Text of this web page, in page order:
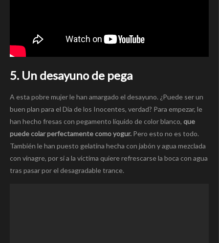
5. Un desayuno de pega
A esta pobre mujer le han amargado el desayuno. ¿Puede ser un
buen plan para el Día de los Inocentes, verdad? Para empezar, le
han hecho fresas con pegamento líquido de color blanco, que
puede colar perfectamente como yogur. Pero esto no es todo.
También le han puesto gelatina hecha con jabón y agua mezclada
con vinagre, por si a la víctima quiere refrescarse la boca con agua
tras pasar por el desagradable trance.